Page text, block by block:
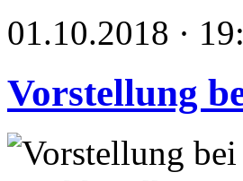
01.10.2018 ·
Vorstellung